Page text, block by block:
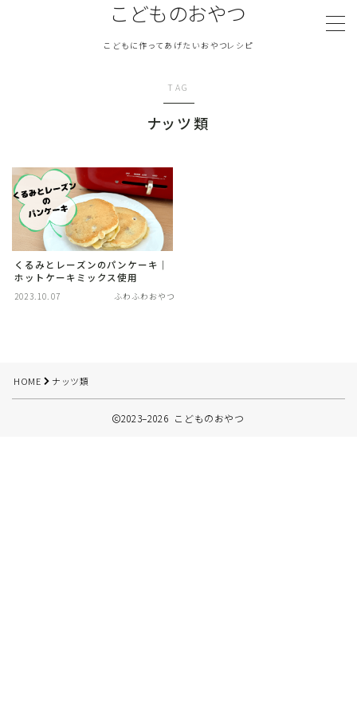
こどものおやつ
こどもに作ってあげたいおやつレシピ
ふわふわおやつ
さくさくおやつ
塩気のあるおやつ
イベントのおやつ
プライバシーポリシー
TAG
ナッツ類
くるみとレーズンのパンケーキ｜
ホットケーキミックス使用
2023.10.07 ふわふわおやつ
HOME ナッツ類
2023–2026 こどものおやつ